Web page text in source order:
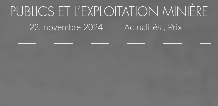
PUBLICS ET L’EXPLOITATION MINIÈRE
22. novembre 2024 Actualités Prix